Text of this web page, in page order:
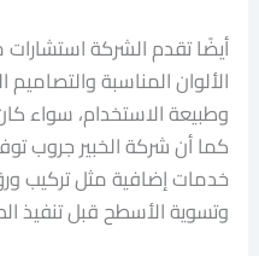
أيضًا تقدم الشركة
الألوان المناسبة
وطبيعة الاستخدام، سواء كان
كما أن شركة الخبير جروب
خدمات إضافية مثل تركيب
وتسوية الأسطح قبل تنفيذ